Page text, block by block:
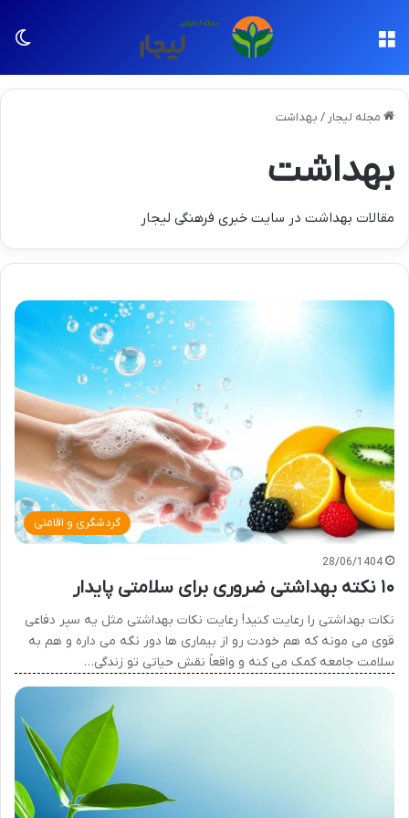
مجله لیجار / بهداشت
بهداشت
مقالات بهداشت در سایت خبری فرهنگی لیجار
گردشگری و اقامتی
28/06/1404
۱۰ نکته بهداشتی ضروری برای سلامتی پایدار
نکات بهداشتی را رعایت کنید! رعایت نکات بهداشتی مثل یه سپر دفاعی
قوی می مونه که هم خودت رو از بیماری ها دور نگه می داره و هم به
سلامت جامعه کمک می کنه و واقعاً نقش حیاتی تو زندگی…